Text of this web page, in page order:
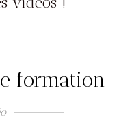
formation